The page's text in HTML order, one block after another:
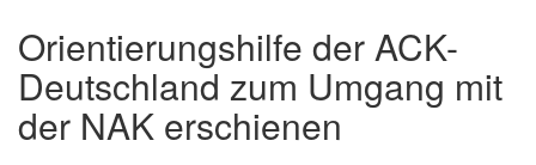
Orientierungshilfe der ACK-
Deutschland zum Umgang mit
der NAK erschienen